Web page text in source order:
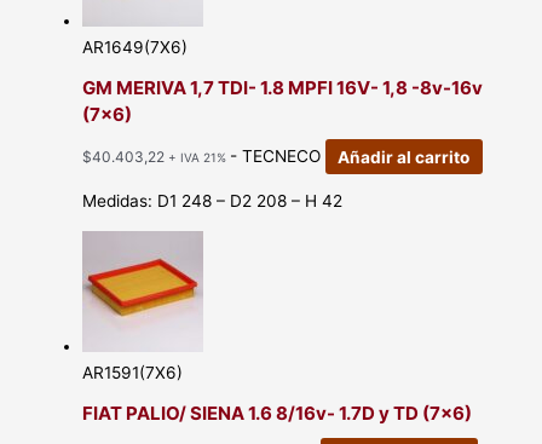
AR1649(7X6)
GM MERIVA 1,7 TDI- 1.8 MPFI 16V- 1,8 -8v-16v
(7×6)
$40.403,22 + IVA 21% - TECNECO Añadir al carrito
Medidas: D1 248 – D2 208 – H 42
AR1591(7X6)
FIAT PALIO/ SIENA 1.6 8/16v- 1.7D y TD (7×6)